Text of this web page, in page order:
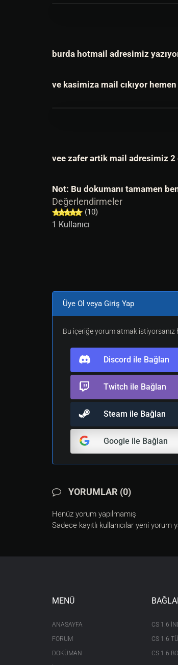
burda hotmail adresimiz
ve kasimiza mail cıkıyor
vee zafer artik mail adresimiz
Not: Bu dokumanı tamamen
Değerlendirmeler
(10)
1 Kullanıcı
Üye Ol veya Giriş Yap
Bu içeriğe yorum atmak istiyorsanız
Discord ile Bağlan
Twitch ile Bağlan
Steam ile Bağlan
Google ile Bağlan
YORUMLAR (0)
Henüz yorum yapılmamış
Sadece kayıtlı kullanıcılar yeni yorum
MENÜ
ANASAYFA
FORUM
DOKÜMAN
CS 1.6
CS 1.6
CS 1.6